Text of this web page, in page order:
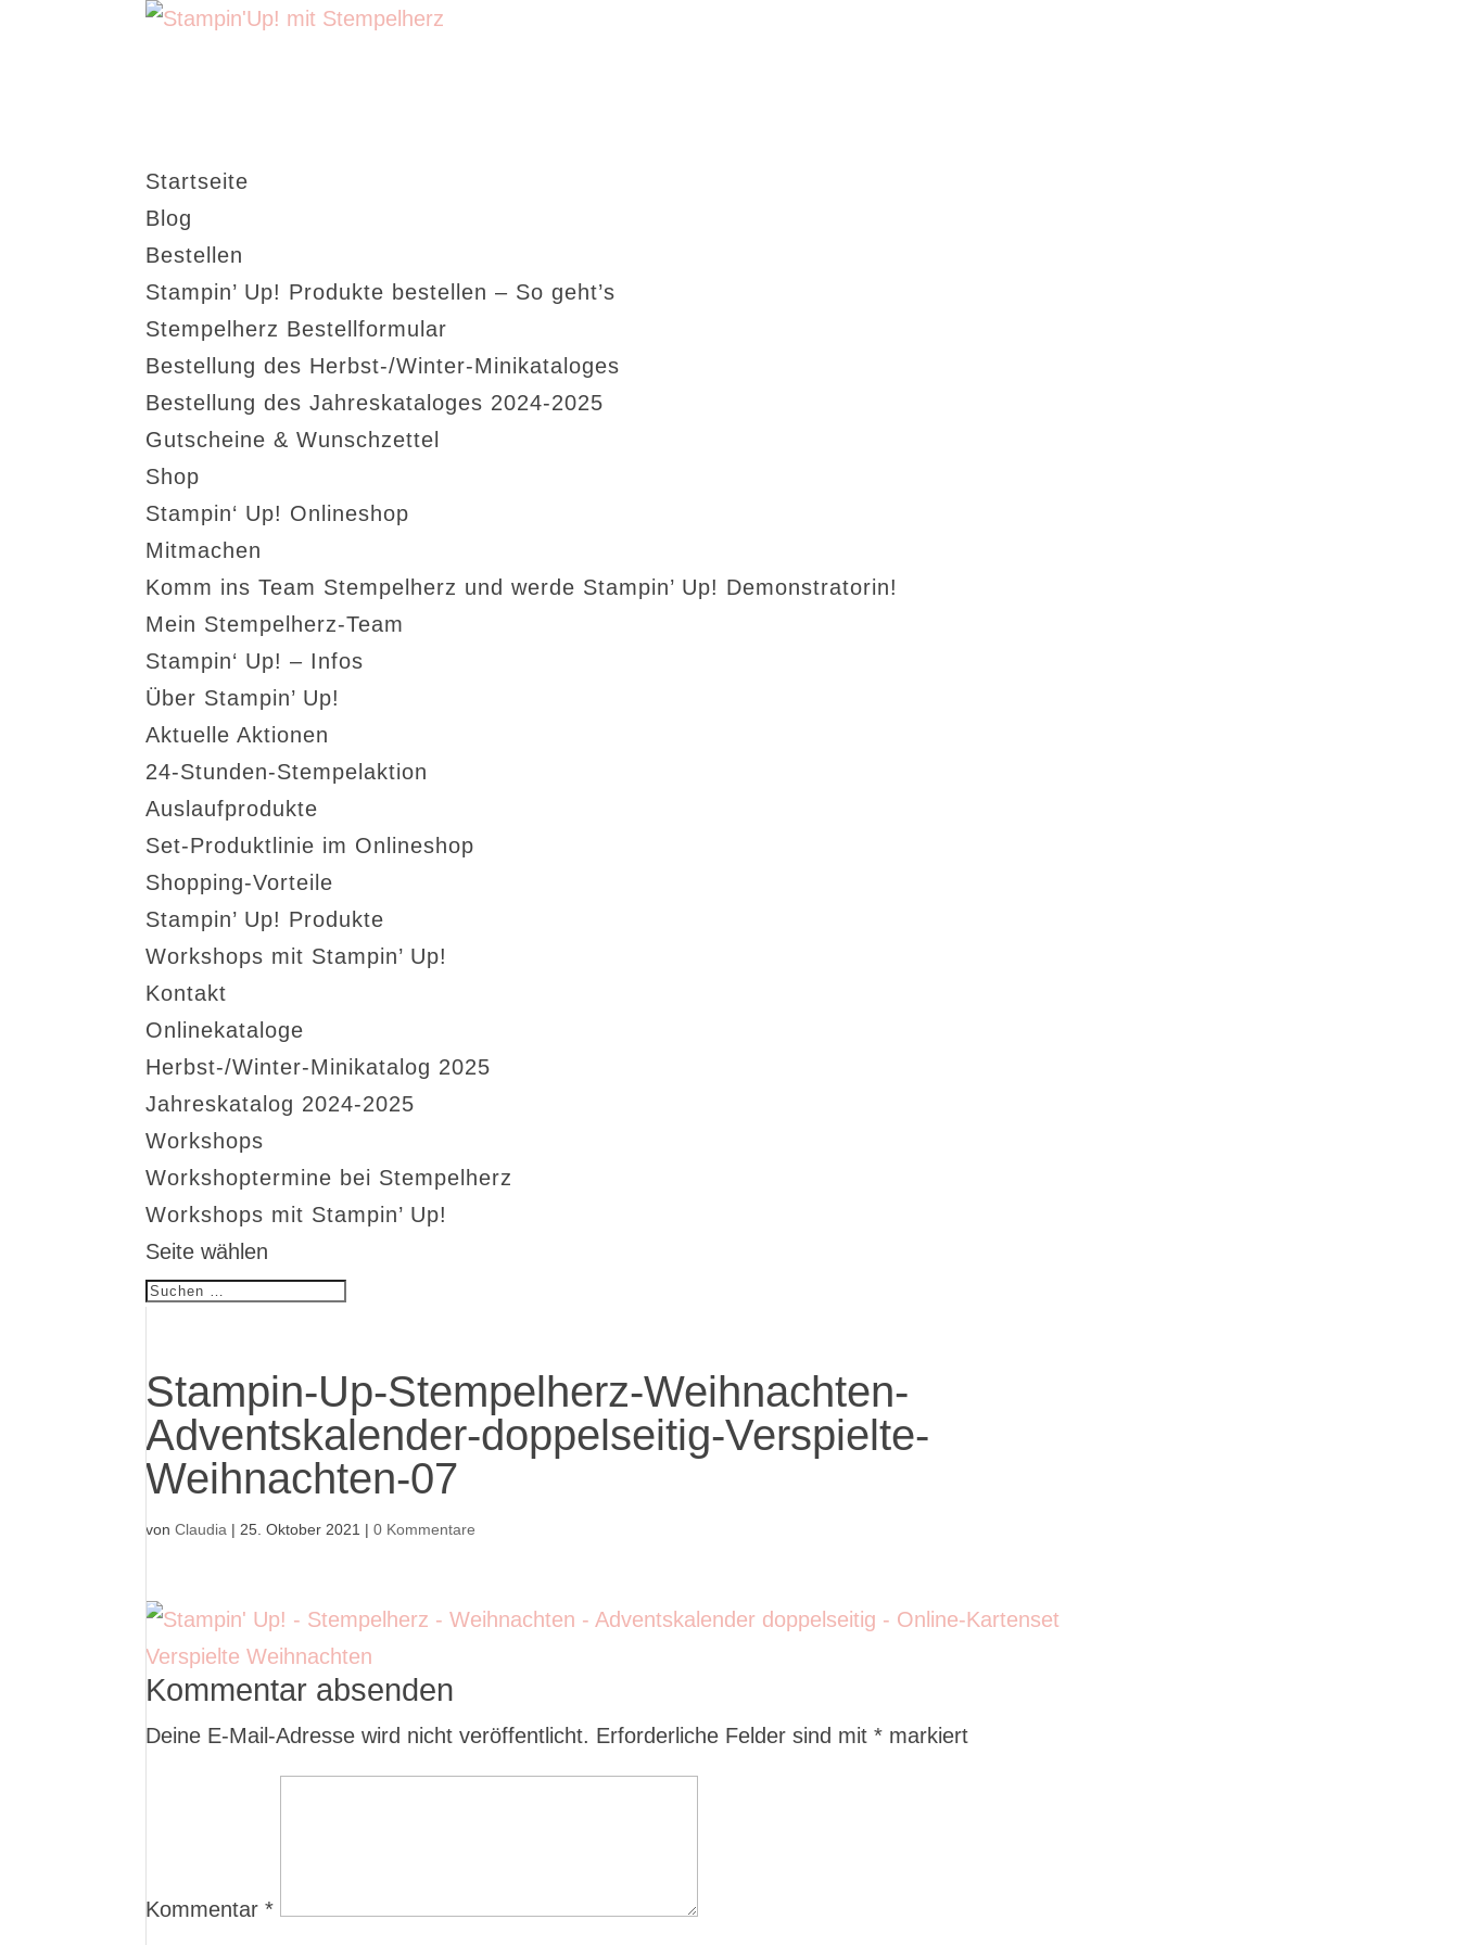
Startseite
Blog
Bestellen
Stampin’ Up! Produkte bestellen – So geht’s
Stempelherz Bestellformular
Bestellung des Herbst-/Winter-Minikataloges
Bestellung des Jahreskataloges 2024-2025
Gutscheine & Wunschzettel
Shop
Stampin‘ Up! Onlineshop
Mitmachen
Komm ins Team Stempelherz und werde Stampin’ Up! Demonstratorin!
Mein Stempelherz-Team
Stampin‘ Up! – Infos
Über Stampin’ Up!
Aktuelle Aktionen
24-Stunden-Stempelaktion
Auslaufprodukte
Set-Produktlinie im Onlineshop
Shopping-Vorteile
Stampin’ Up! Produkte
Workshops mit Stampin’ Up!
Kontakt
Onlinekataloge
Herbst-/Winter-Minikatalog 2025
Jahreskatalog 2024-2025
Workshops
Workshoptermine bei Stempelherz
Workshops mit Stampin’ Up!
Seite wählen
Stampin-Up-Stempelherz-Weihnachten-
Adventskalender-doppelseitig-Verspielte-
Weihnachten-07
vonClaudia | 25. Oktober 2021 |0 Kommentare
Kommentar absenden
Deine E-Mail-Adresse wird nicht veröffentlicht. Erforderliche Felder sind mit* markiert
Kommentar*